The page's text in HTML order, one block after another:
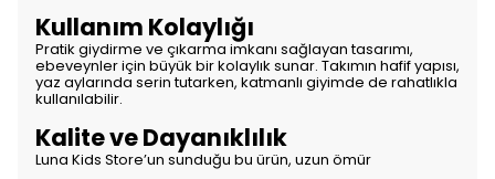
Kullanım Kolaylığı
Pratik giydirme ve çıkarma imkanı sağlayan tasarımı,
ebeveynler için büyük bir kolaylık sunar. Takımın hafif yapısı,
yaz aylarında serin tutarken, katmanlı giyimde de rahatlıkla
kullanılabilir.
Kalite ve Dayanıklılık
Luna Kids Store’un sunduğu bu ürün, uzun ömür